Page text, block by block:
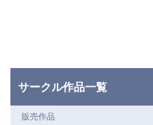
サークル作品一覧
販売作品